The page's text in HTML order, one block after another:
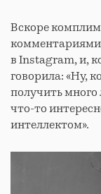
Вскоре
в Instagram, и,
говорила: «Ну,
получить
что-то
интеллектом».